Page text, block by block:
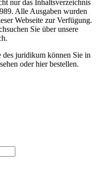
nur das Inhaltsverzeichnis
Alle Ausgaben wurden
Webseite zur Verfügung.
Sie über unsere
des juridikum können Sie in
oder hier bestellen.